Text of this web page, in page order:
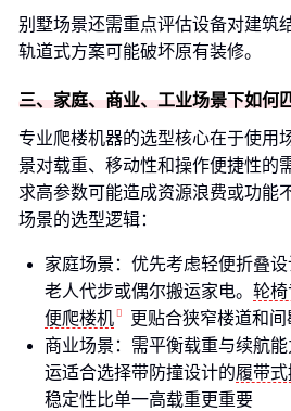
别墅场景还需重点评估设备对建筑
轨道式方案可能破坏原有装修。
三、家庭、商业、工业场景下如何
专业爬楼机器的选型核心在于使用
景对载重、移动性和操作便捷性的
求高参数可能造成资源浪费或功能
场景的选型逻辑：
家庭场景：优先考虑轻便折叠
老人代步或偶尔搬运家电。 轮
便爬楼机
更贴合狭窄楼道和
商业场景：需平衡载重与续航
运适合选择带防撞设计的履带
稳定性比单一高载重更重要